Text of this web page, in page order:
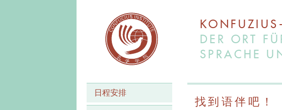
DER ORT
SPRACHE
日程安排
找到语伴吧！